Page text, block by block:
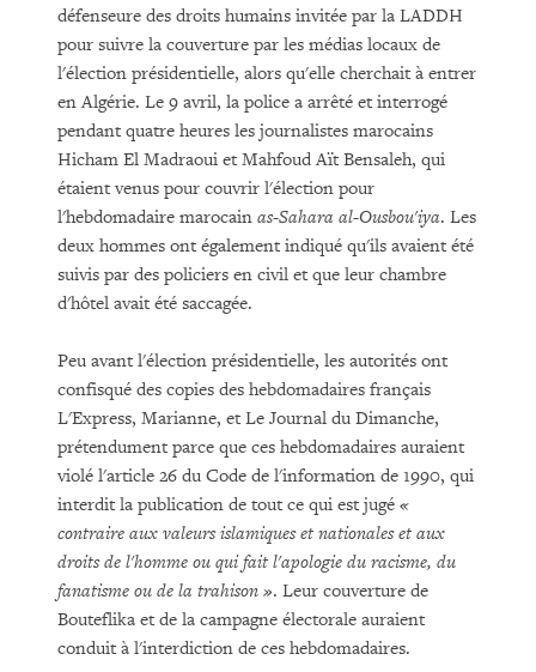
défenseure des droits humains invitée par la LADDH
pour suivre la couverture par les médias locaux de
l'élection présidentielle, alors qu'elle cherchait à entrer
en Algérie. Le 9 avril, la police a arrêté et interrogé
pendant quatre heures les journalistes marocains
Hicham El Madraoui et Mahfoud Aït Bensaleh, qui
étaient venus pour couvrir l'élection pour
l'hebdomadaire marocain as-Sahara al-Ousbou'iya. Les
deux hommes ont également indiqué qu'ils avaient été
suivis par des policiers en civil et que leur chambre
d'hôtel avait été saccagée.
Peu avant l'élection présidentielle, les autorités ont
confisqué des copies des hebdomadaires français
L'Express, Marianne, et Le Journal du Dimanche,
prétendument parce que ces hebdomadaires auraient
violé l'article 26 du Code de l'information de 1990, qui
interdit la publication de tout ce qui est jugé «
contraire aux valeurs islamiques et nationales et aux
droits de l'homme ou qui fait l'apologie du racisme, du
fanatisme ou de la trahison ». Leur couverture de
Bouteflika et de la campagne électorale auraient
conduit à l'interdiction de ces hebdomadaires.